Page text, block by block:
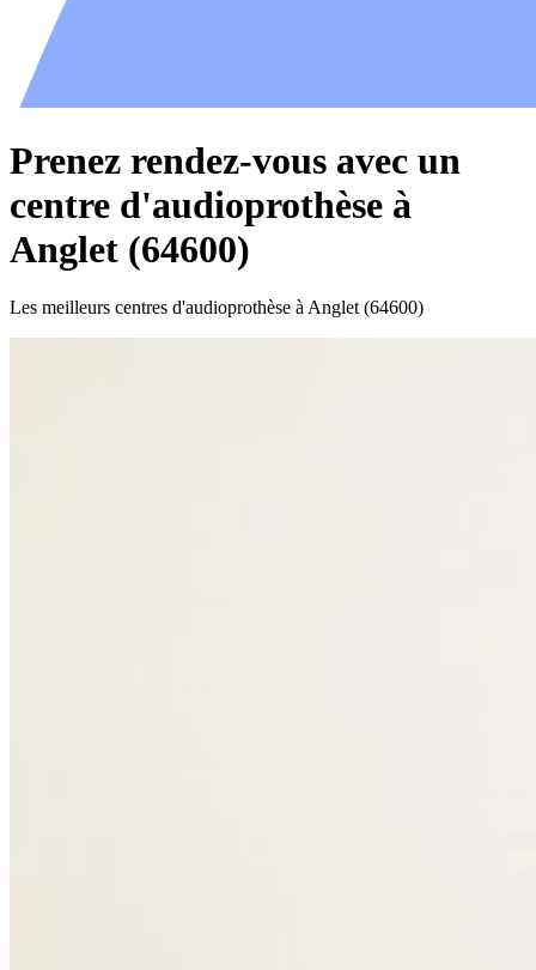
Prenez rendez-vous avec un
centre d'audioprothèse à
Anglet (64600)
Les meilleurs centres d'audioprothèse à Anglet (64600)